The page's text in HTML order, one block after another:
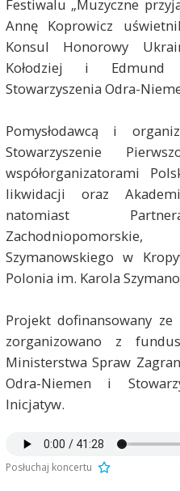
Festiwalu „Muzyczne
Annę Koprowicz
Konsul Honorowy
Kołodziej i
Stowarzyszenia Odra-
Pomysłodawcą i
Stowarzyszenie
współorganizatorami
likwidacji oraz
natomiast
Szymanowskiego w
Polonia im. Karola
Projekt dofinansowany
zorganizowano z
Ministerstwa Spraw
Odra-Niemen i
Inicjatyw.
Posłuchaj koncertu